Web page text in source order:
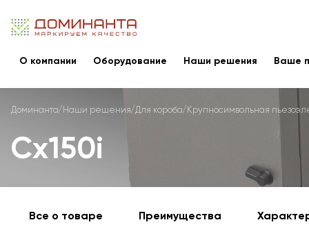
О компании Оборудование Наши решения Ваше
Доминанта Наши решения Для короба Крупносимвольная
Cx150i
Все о товаре Преимущества